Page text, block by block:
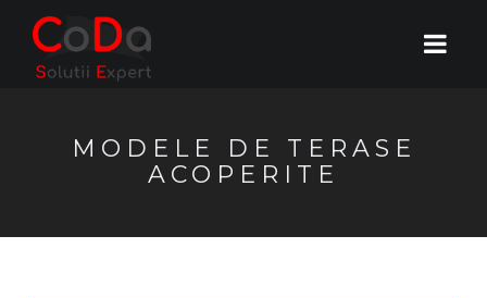
MODELE DE TERASE
ACOPERITE